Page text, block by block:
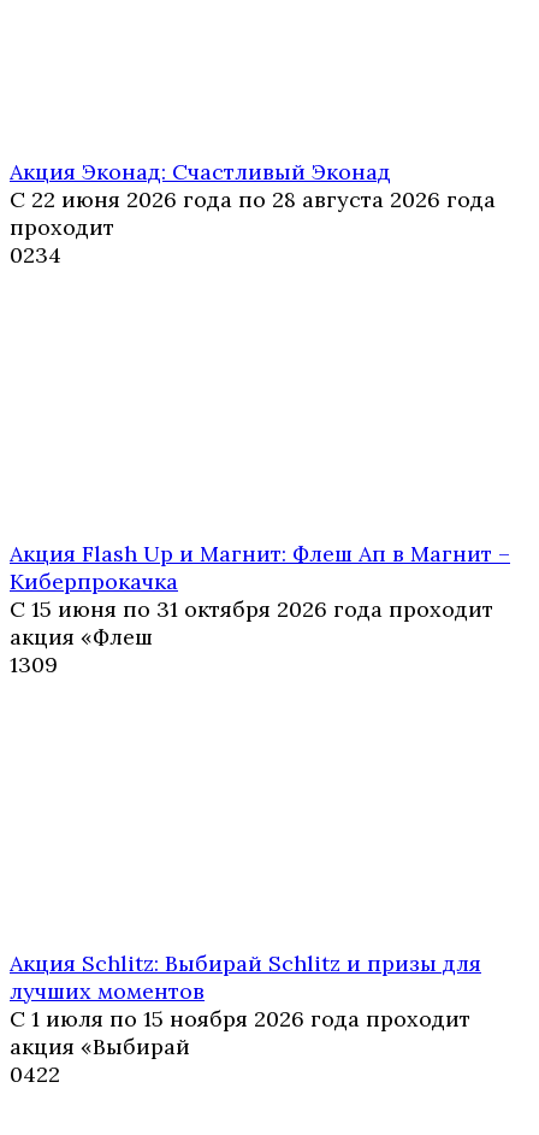
Акция Эконад: Счастливый Эконад
С 22 июня 2026 года по 28 августа 2026 года
проходит
0234
Акция Flash Up и Магнит: Флеш Ап в Магнит –
Киберпрокачка
С 15 июня по 31 октября 2026 года проходит
акция «Флеш
1309
Акция Schlitz: Выбирай Schlitz и призы для
лучших моментов
С 1 июля по 15 ноября 2026 года проходит
акция «Выбирай
0422